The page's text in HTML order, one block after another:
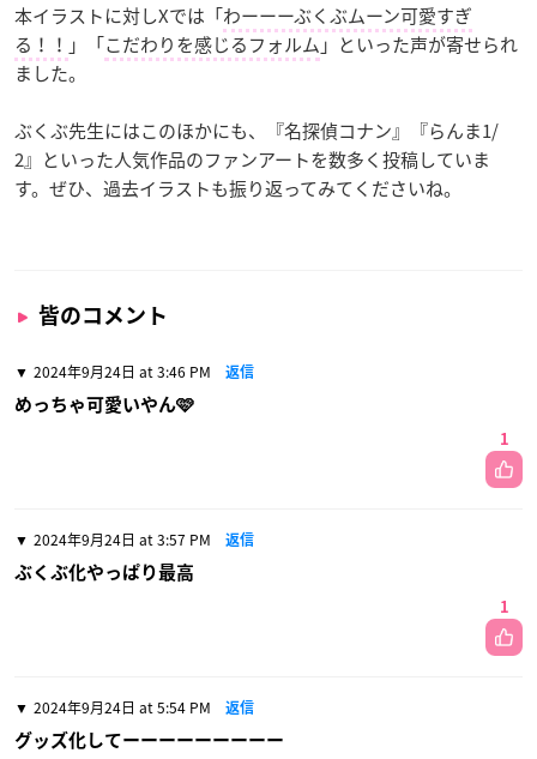
本イラストに対しXでは「わーーーぶくぶムーン可愛すぎ
る！！ 」「こだわりを感じるフォルム 」といった声が寄せられ
ました。
ぶくぶ先生にはこのほかにも、『名探偵コナン』『らんま1/
2』といった人気作品のファンアートを数多く投稿していま
す。ぜひ、過去イラストも振り返ってみてくださいね。
皆のコメント
2024年9月24日 at 3:46 PM 返信
めっちゃ可愛いやん🩷
1
2024年9月24日 at 3:57 PM 返信
ぶくぶ化やっぱり最高
1
2024年9月24日 at 5:54 PM 返信
グッズ化してーーーーーーーーー